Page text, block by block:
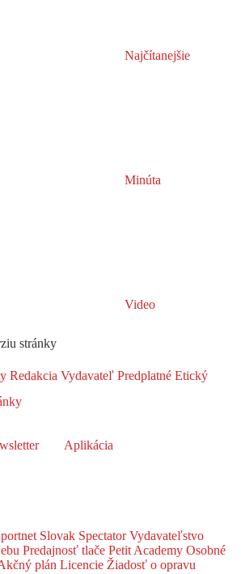
Najčítanejšie
Minúta
Video
stránky
Redakcia Vydavateľ Predplatné Etický
Aplikácia
Slovak SpectatorVydavateľstvo
Predajnosť tlače Petit Academy Osobné
plán Licencie Žiadosť o opravu